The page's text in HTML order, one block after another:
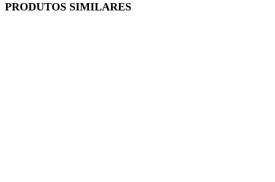
PRODUTOS SIMILARES